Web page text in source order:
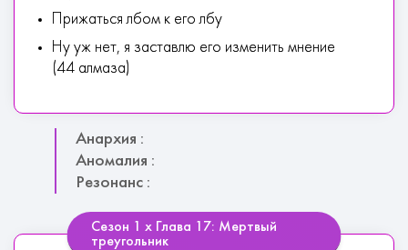
Прижаться лбом к его лбу
Ну уж нет, я заставлю его изменить мнение
(44 алмаза)
Анархия :
Аномалия :
Резонанс :
Сезон 1 х Глава 17: Мертвый
треугольник